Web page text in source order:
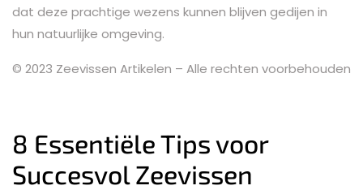
dat deze prachtige wezens kunnen blijven gedijen in
hun natuurlijke omgeving.
© 2023 Zeevissen Artikelen – Alle rechten voorbehouden
8 Essentiële Tips voor
Succesvol Zeevissen